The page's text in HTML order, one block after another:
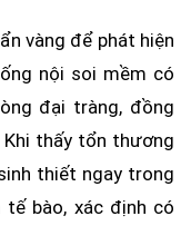
vàng để phát hiện
nội soi mềm có
đại tràng, đồng
Khi thấy tổn thương
thiết ngay trong
bào, xác định có